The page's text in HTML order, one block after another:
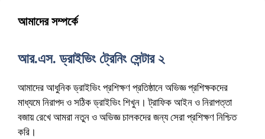
আমাদের সম্পর্কে
আর.এস. ড্রাইভিং ট্রেনিং সেন্টার ২
আমাদের আধুনিক ড্রাইভিং প্রশিক্ষণ প্রতিষ্ঠানে অভিজ্ঞ প্রশিক্ষকদের
মাধ্যমে নিরাপদ ও সঠিক ড্রাইভিং শিখুন। ট্রাফিক আইন ও নিরাপত্তা
বজায় রেখে আমরা নতুন ও অভিজ্ঞ চালকদের জন্য সেরা প্রশিক্ষণ নিশ্চিত
করি।